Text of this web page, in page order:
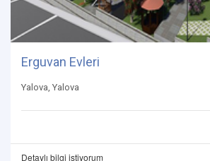
Erguvan Evleri
Yalova, Yalova
Detaylı bilgi istiyorum